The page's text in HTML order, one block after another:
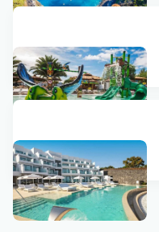
Bekijk alle blogs